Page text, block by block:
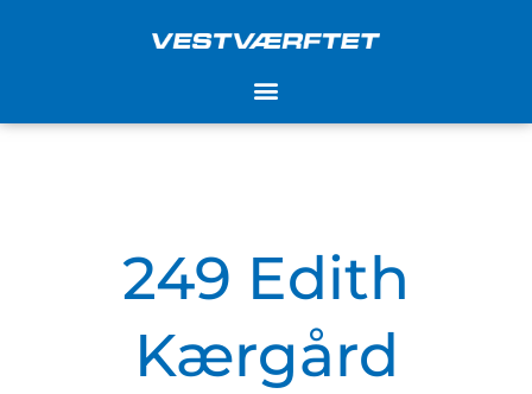
249 Edith
Kærgård